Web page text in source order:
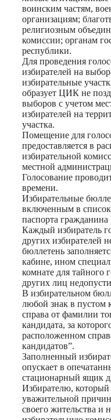
воинским частям,
организациям;
религиозным
комиссии; органам
республики.
Для проведения
избирателей на
избирательные
образует ЦИК не
выборов с учетом
избирателей на
участка.
Помещение для
предоставляется в
избирательной
местной
Голосование
времени.
Избирательные
включенным в список
паспорта
Каждый избиратель
других избирателей
бюллетень
кабине, ином
комнате для тайного
других лиц
В избирательном
любой знак в пустом
справа от фамилии
кандидата, за
расположенном
кандидатов”.
Заполненный
опускает в
стационарный ящик
Избирателю, который
уважительной
своего жительства и